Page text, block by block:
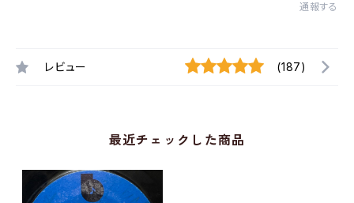
通報する
レビュー (187)
最近チェックした商品